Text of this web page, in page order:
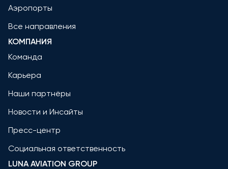
Аэропорты
Все направления
КОМПАНИЯ
Команда
Карьера
Наши партнёры
Новости и Инсайты
Пресс-центр
Социальная ответственность
LUNA AVIATION GROUP